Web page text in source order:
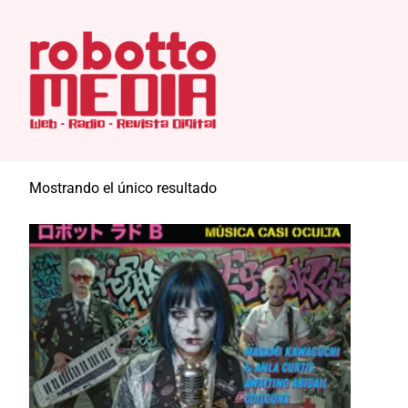
Saltar
contenido
Inicio / Productos etiquetados “Rygo”
Rygo
Mostrando el único resultado